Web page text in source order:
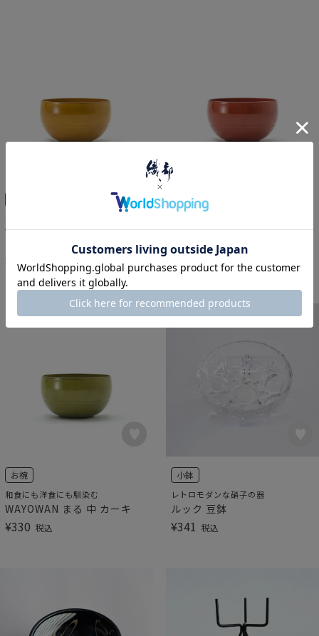
WAYOWAN まる 中 レトロアン
¥ 330 税込
お椀
WAYOWAN まる 中 朱
¥330 税込
お椀
和食にも洋食にも馴染む
WAYOWAN まる 中 カーキ
¥330 税込
小鉢
レトロモダンな硝子の器
ルック 豆鉢
¥341 税込